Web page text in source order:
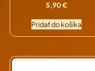
5,90€
Pridať do košíka